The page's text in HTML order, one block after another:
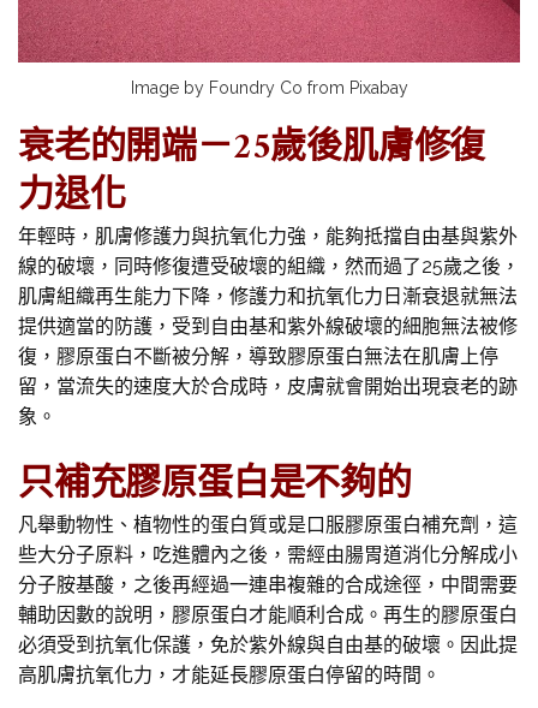
Image by Foundry Co from Pixabay
衰老的開端－25歲後肌膚修復
力退化
年輕時，肌膚修護力與抗氧化力強，能夠抵擋自由基與紫外
線的破壞，同時修復遭受破壞的組織，然而過了25歲之後，
肌膚組織再生能力下降，修護力和抗氧化力日漸衰退就無法
提供適當的防護，受到自由基和紫外線破壞的細胞無法被修
復，膠原蛋白不斷被分解，導致膠原蛋白無法在肌膚上停
留，當流失的速度大於合成時，皮膚就會開始出現衰老的跡
象。
只補充膠原蛋白是不夠的
凡舉動物性、植物性的蛋白質或是口服膠原蛋白補充劑，這
些大分子原料，吃進體內之後，需經由腸胃道消化分解成小
分子胺基酸，之後再經過一連串複雜的合成途徑，中間需要
輔助因數的說明，膠原蛋白才能順利合成。再生的膠原蛋白
必須受到抗氧化保護，免於紫外線與自由基的破壞。因此提
高肌膚抗氧化力，才能延長膠原蛋白停留的時間。